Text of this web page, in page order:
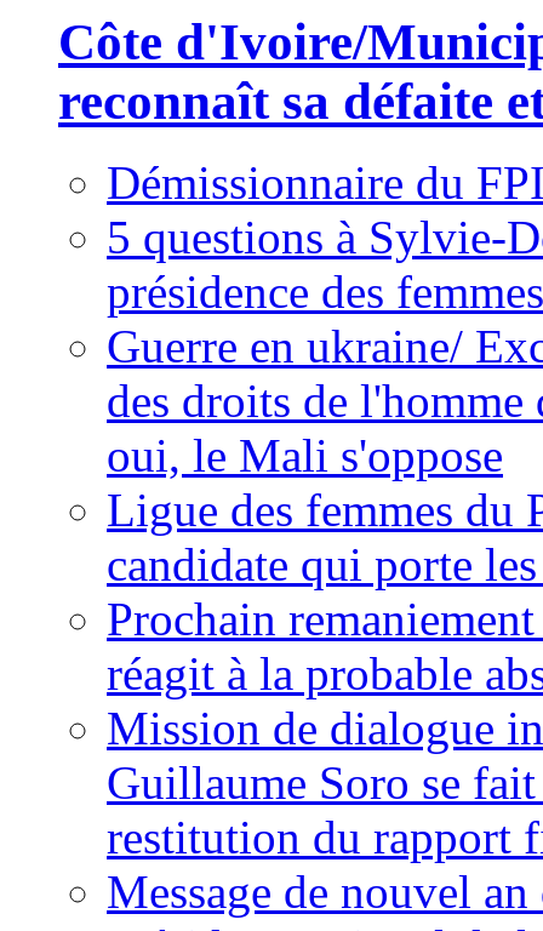
Côte d'Ivoire/
reconnaît sa défaite
Démissionnaire du
5 questions à Sylvie-
présidence des
Guerre en ukraine/
des droits de
oui, le Mali s'oppose
Ligue des femmes du
candidate qui porte
Prochain
réagit à la probable
Mission de dialogue
Guillaume Soro se
restitution du rapport
Message de nouvel